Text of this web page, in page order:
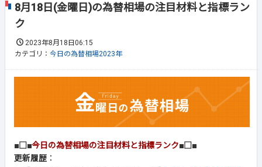
8月18日(金曜日)の為替相場の注目材料と指標ラン
ク
2023年8月18日06:15
カテゴリ： 今日の為替相場2023年
■□■今日の為替相場の注目材料と指標ランク■□■
更新履歴 ：